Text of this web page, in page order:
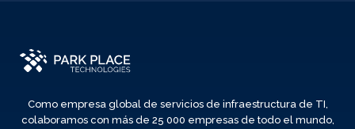
Como empresa global de servicios de infraestructura de TI,
colaboramos con más de 25 000 empresas de todo el mundo,